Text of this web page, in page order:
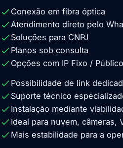
Conexão em fibra óptica
Atendimento direto pelo
Soluções para CNPJ
Planos sob consulta
Opções com IP Fixo / Público
Possibilidade de link
Suporte técnico
Instalação mediante
Ideal para nuvem, câmeras,
Mais estabilidade para a